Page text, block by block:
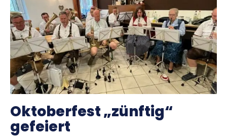
Oktoberfest „zünftig“
gefeiert